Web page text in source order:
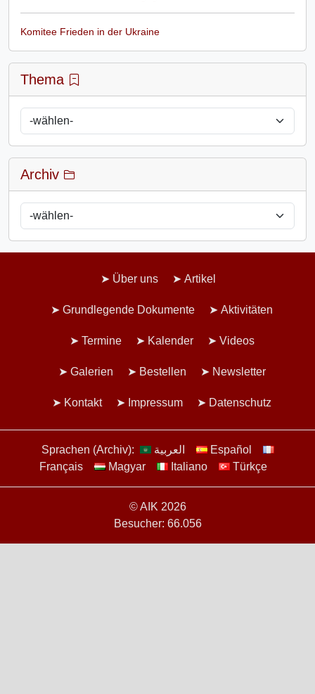
Komitee Frieden in der Ukraine
Thema
Archiv
Über uns Artikel
Grundlegende Dokumente Aktivitäten
Termine Kalender Videos
Galerien Bestellen Newsletter
Kontakt Impressum Datenschutz
Sprachen (Archiv): العربية
Español
Français
Magyar Italiano Türkçe
© AIK 2026
Besucher: 66.056